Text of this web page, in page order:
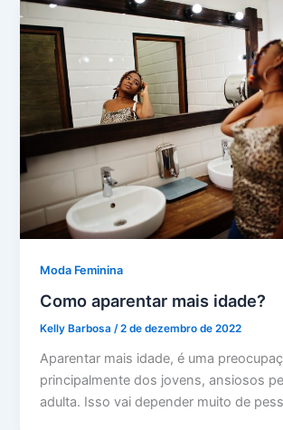
Moda Feminina
Como aparentar mais idade?
Kelly Barbosa/2 de dezembro de 2022
Aparentar mais idade, é uma
principalmente dos jovens, ansiosos
adulta. Isso vai depender muito de